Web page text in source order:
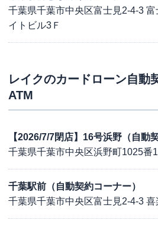
千葉県千葉市中央区富士見2-4-3 富
イトビル3Ｆ
レイクのカードローン自動
ATM
【2026/7/7閉店】16号浜野（自動
千葉県千葉市中央区浜野町1025番
千葉駅前（自動契約コーナー）
千葉県千葉市中央区富士見2-4-3